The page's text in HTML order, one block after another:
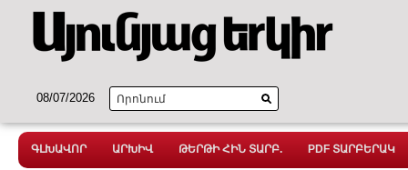
08/07/2026
ԳԼԽԱՎՈՐ ԱՐԽԻՎ ԹԵՐԹԻ ՀԻՆ ՏԱՐԲ. PDF ՏԱՐԲԵՐԱԿ